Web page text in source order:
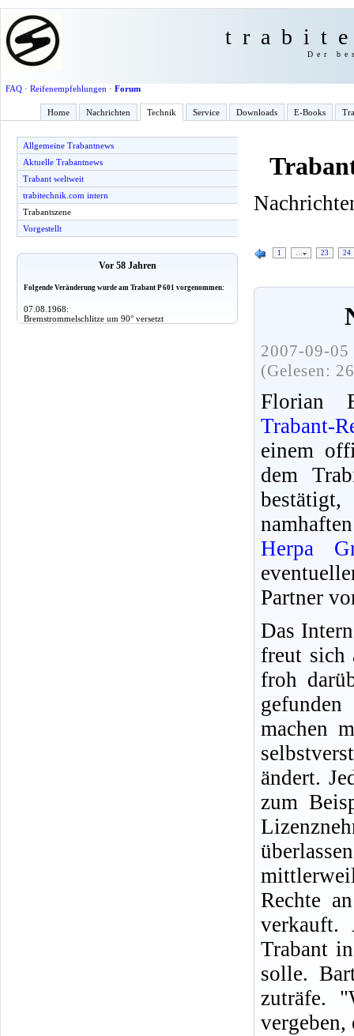
Der
FAQ· Reifenempfehlungen · Forum
Home Nachrichten Technik Service Downloads E-Books
Allgemeine Trabantnews
Aktuelle Trabantnews
Trabant weltweit
trabitechnik.com intern
Trabantszene
Vorgestellt
Vor 58 Jahren
Folgende Veränderung wurde am Trabant P 601 vorgenommen:
07.08.1968:
Bremstrommelschlitze um 90° versetzt
1 23 24
2007-09-
(Gelesen:
Florian
Trabant-
einem
dem
Herpa
Partner
Das
freut sich
froh
machen
ändert.
zum
Rechte
verkauft.
Trabant
solle.
zuträfe.
vergeben,